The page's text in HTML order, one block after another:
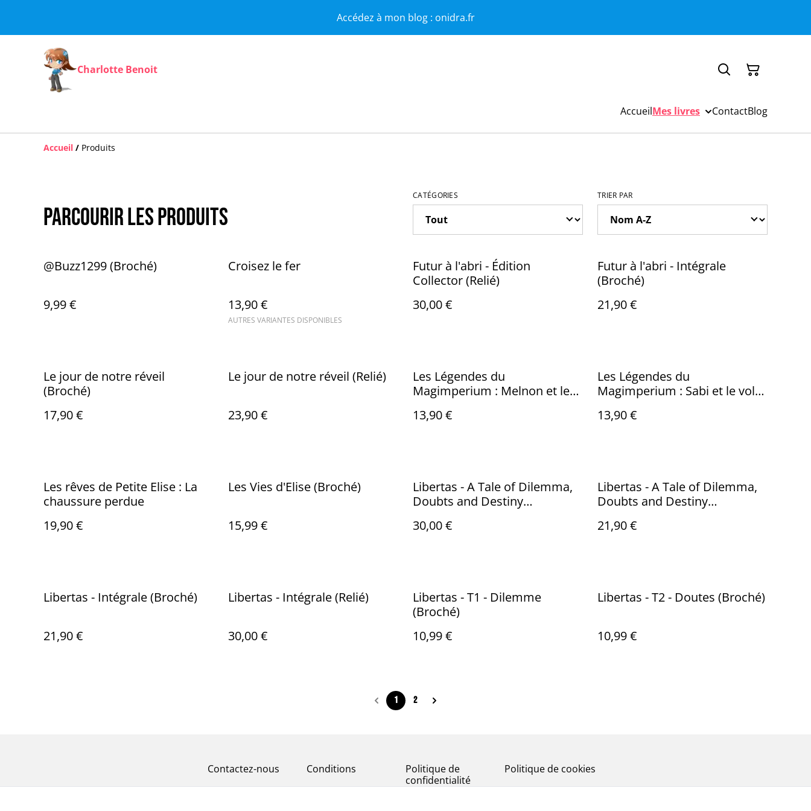
Accédez à mon blog : onidra.fr
Charlotte Benoit
AccueilMes livres ContactBlog
Accueil / Produits
Parcourir les produits
CATÉGORIES TRIER PAR
@Buzz1299 (Broché)
9,99 €
Croisez le fer
13,90 €
AUTRES VARIANTES DISPONIBLES
Futur à l'abri - Édition
Collector (Relié)
30,00 €
Futur à l'abri - Intégrale
(Broché)
21,90 €
Le jour de notre réveil
(Broché)
17,90 €
Le jour de notre réveil (Relié)
23,90 €
Les Légendes du
Magimperium : Melnon et le
13,90 €
Les Légendes du
Magimperium : Sabi et le vol
13,90 €
Les rêves de Petite Elise : La
chaussure perdue
19,90 €
Les Vies d'Elise (Broché)
15,99 €
Libertas - A Tale of Dilemma,
Doubts and Destiny
30,00 €
Libertas - A Tale of Dilemma,
Doubts and Destiny
21,90 €
Libertas - Intégrale (Broché)
21,90 €
Libertas - Intégrale (Relié)
30,00 €
Libertas - T1 - Dilemme
(Broché)
10,99 €
Libertas - T2 - Doutes (Broché)
10,99 €
1 2
Contactez-nous Conditions
Politique de
confidentialité
Politique de cookies